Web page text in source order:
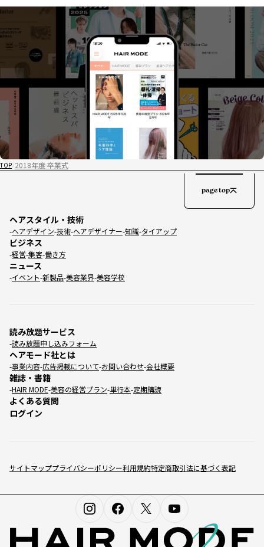
TOP 2018年度 卒業式
サイトマッププライバシーポリシー利用規約特定商取引法に基づく表記
ヘアスタイル・技術
ヘアデザイン 技術 ヘアデザイナー 知識 タイアップ
ビジネス
経営 集客 働き方
ニュース
イベント 新製品 美容業界 美容学校
読み放題サービス
読み放題申し込みフォーム
ヘアモード社とは
事業内容 広告掲載について お問い合わせ 会社概要
雑誌・書籍
HAIR MODE 美容の経営プラン 単行本 定期購読
よくある質問
ログイン
page top